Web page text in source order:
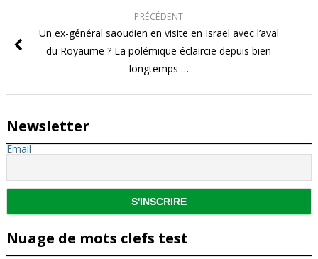
PRÉCÉDENT
Un ex-général saoudien en visite en Israël avec l’aval
du Royaume ? La polémique éclaircie depuis bien
longtemps …
Newsletter
Email
Nuage de mots clefs test